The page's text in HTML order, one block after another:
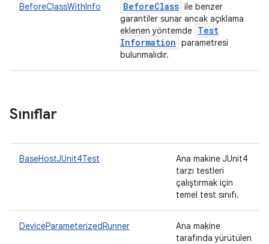
BeforeClassWithInfo BeforeClass ile benzer
garantiler sunar ancak açıklama
eklenen yöntemde Test
Information parametresi
bulunmalıdır.
Sınıflar
BaseHostJUnit4Test
Ana makine JUnit4
tarzı testleri
çalıştırmak için
temel test sınıfı.
DeviceParameterizedRunner
Ana makine
tarafında yürütülen